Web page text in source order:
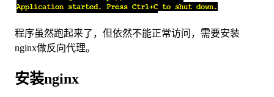
程序虽然跑起来了，但依然不能正常访问，需要安装
nginx做反向代理。
安装nginx